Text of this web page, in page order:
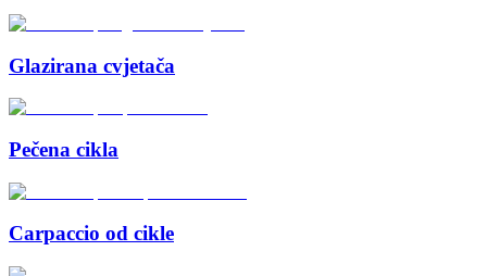
Glazirana cvjetača
Pečena cikla
Carpaccio od cikle